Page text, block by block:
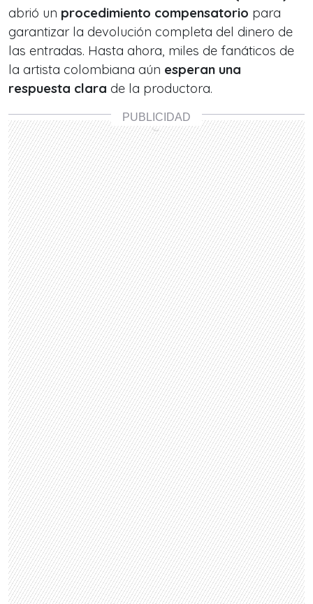
abrió un procedimiento compensatorio para
garantizar la devolución completa del dinero de
las entradas. Hasta ahora, miles de fanáticos de
la artista colombiana aún esperan una
respuesta clara de la productora.